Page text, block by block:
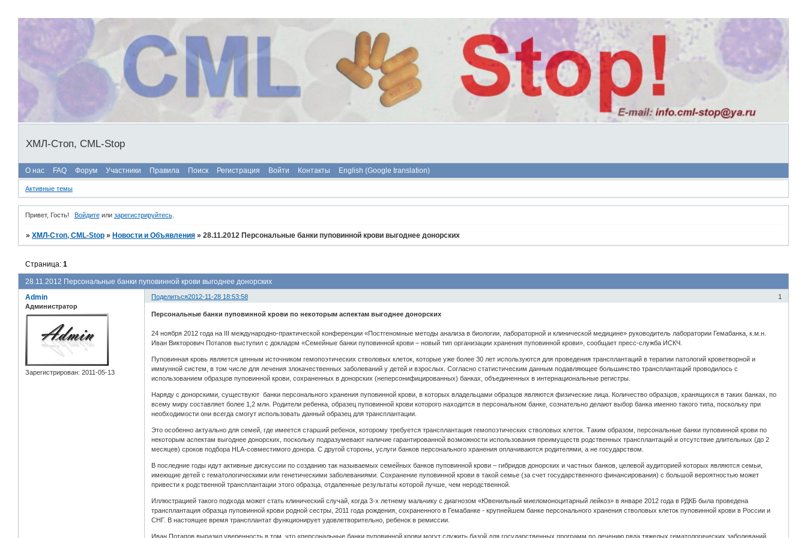
ХМЛ-Стоп, CML-Stop
О нас FAQ Форум Участники Правила Поиск Регистрация Войти Контакты English (Google translation)
Активные темы
Привет, Гость! Войдитеили зарегистрируйтесь.
»ХМЛ-Стоп, CML-Stop »Новости и Объявления »28.11.2012 Персональные банки пуповинной крови выгоднее донорских
28.11.2012 Персональные банки пуповинной крови выгоднее донорских
Страница:1
Поделиться 1
2012-11-28 18:53:58
Admin
Администратор
Зарегистрирован: 2011-05-13
Персональные банки пуповинной крови по некоторым аспектам выгоднее донорских
24 ноября 2012 года на III международно-практической конференции «Постгеномные методы анализа в биологии, лабораторной и клинической медицине» руководитель лаборатории Гемабанка, к.м.н.
Иван Викторович Потапов выступил с докладом «Семейные банки пуповинной крови – новый тип организации хранения пуповинной крови», сообщает пресс-служба ИСКЧ.
Пуповинная кровь является ценным источником гемопоэтических стволовых клеток, которые уже более 30 лет используются для проведения трансплантаций в терапии патологий кроветворной и
иммунной систем, в том числе для лечения злокачественных заболеваний у детей и взрослых. Согласно статистическим данным подавляющее большинство трансплантаций проводилось с
использованием образцов пуповинной крови, сохраненных в донорских (неперсонифицированных) банках, объединенных в интернациональные регистры.
Наряду с донорскими, существуют банки персонального хранения пуповинной крови, в которых владельцами образцов являются физические лица. Количество образцов, хранящихся в таких банках, по
всему миру составляет более 1,2 млн. Родители ребенка, образец пуповинной крови которого находится в персональном банке, сознательно делают выбор банка именно такого типа, поскольку при
необходимости они всегда смогут использовать данный образец для трансплантации.
Это особенно актуально для семей, где имеется старший ребенок, которому требуется трансплантация гемопоэтических стволовых клеток. Таким образом, персональные банки пуповинной крови по
некоторым аспектам выгоднее донорских, поскольку подразумевают наличие гарантированной возможности использования преимуществ родственных трансплантаций и отсутствие длительных (до 2
месяцев) сроков подбора HLA-совместимого донора. С другой стороны, услуги банков персонального хранения оплачиваются родителями, а не государством.
В последние годы идут активные дискуссии по созданию так называемых семейных банков пуповинной крови – гибридов донорских и частных банков, целевой аудиторией которых являются семьи,
имеющие детей с гематологическими или генетическими заболеваниями. Сохранение пуповинной крови в такой семье (за счет государственного финансирования) с большой вероятностью может
привести к родственной трансплантации этого образца, отдаленные результаты которой лучше, чем неродственной.
Иллюстрацией такого подхода может стать клинический случай, когда 3-х летнему мальчику с диагнозом «Ювенильный миеломоноцитарный лейкоз» в январе 2012 года в РДКБ была проведена
трансплантация образца пуповинной крови родной сестры, 2011 года рождения, сохраненного в Гемабанке - крупнейшем банке персонального хранения стволовых клеток пуповинной крови в России и
СНГ. В настоящее время трансплантат функционирует удовлетворительно, ребенок в ремиссии.
Иван Потапов выразил уверенность в том, что «персональные банки пуповинной крови могут служить базой для государственных программ по лечению ряда тяжелых гематологических заболеваний,